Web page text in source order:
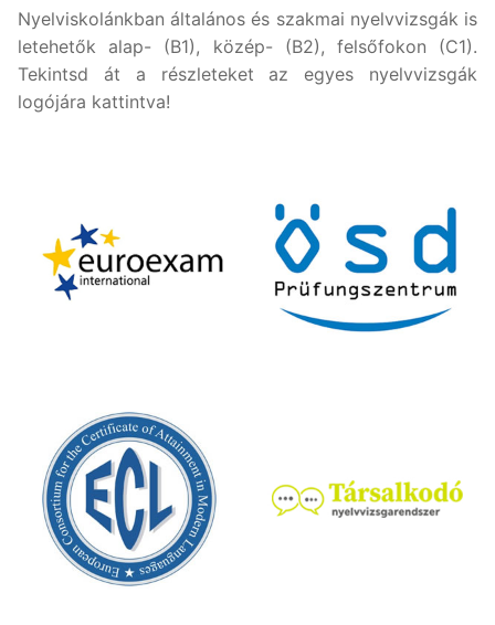
Nyelviskolánkban általános és szakmai nyelvvizsgák is
letehetők alap- (B1), közép- (B2), felsőfokon (C1).
Tekintsd át a részleteket az egyes nyelvvizsgák
logójára kattintva!